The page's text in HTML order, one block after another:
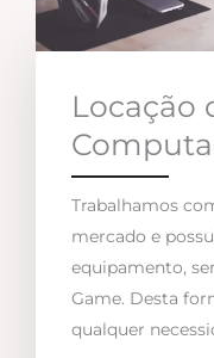
Locação
Trabalhamos
mercado e
equipamento,
Game. Desta
qualquer